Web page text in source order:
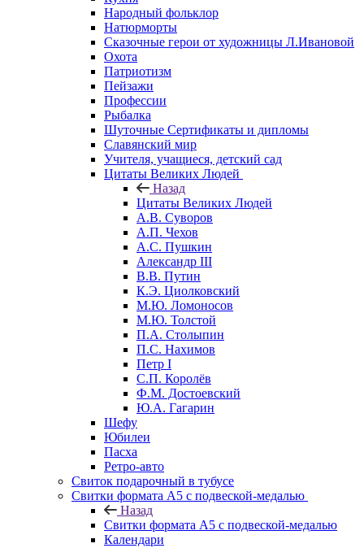
Народный фольклор
Натюрморты
Сказочные герои от художницы Л.Ивановой
Охота
Патриотизм
Пейзажи
Профессии
Рыбалка
Шуточные Сертификаты и дипломы
Славянский мир
Учителя, учащиеся, детский сад
Цитаты Великих Людей
Назад
Цитаты Великих Людей
А.В. Суворов
А.П. Чехов
А.С. Пушкин
Александр III
В.В. Путин
К.Э. Циолковский
М.Ю. Ломоносов
М.Ю. Толстой
П.А. Столыпин
П.С. Нахимов
Петр I
С.П. Королёв
Ф.М. Достоевский
Ю.А. Гагарин
Шефу
Юбилеи
Пасха
Ретро-авто
Свиток подарочный в тубусе
Свитки формата А5 с подвеской-медалью
Назад
Свитки формата А5 с подвеской-медалью
Календари